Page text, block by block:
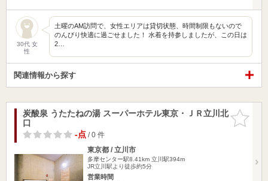
30代 女
性
土曜のAM訪問で、女性エリアは貸切状態、時間制限もないので
のんびり快適に過ごせました！ 水着を持参しましたが、この日は
2…
関連情報から探す
お気に入
りに追加
炭酸泉 うたたねの湯 スーパーホテル東京・ＪＲ立川北
口
-点/ 0 件
東京都 / 立川市
多摩センター駅8.41km 立川駅394m
JR立川駅より徒歩約5分
営業時間